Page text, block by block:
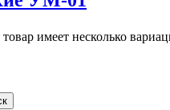
товар имеет несколько